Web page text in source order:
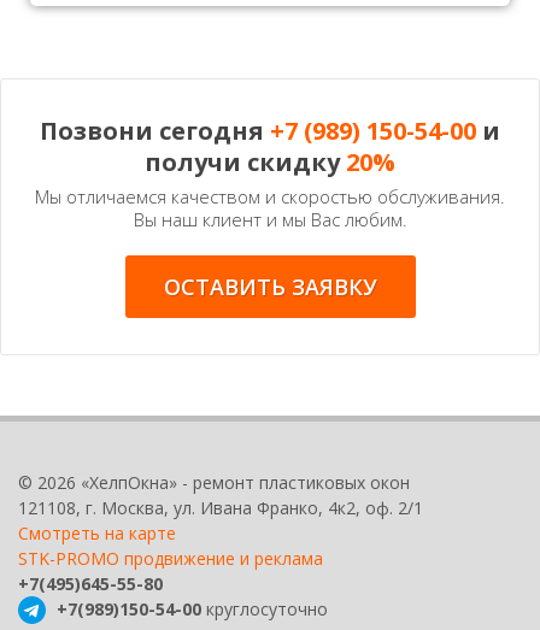
Позвони сегодня +7 (989) 150-54-00 и
получи скидку20%
Мы отличаемся качеством и скоростью обслуживания.
Вы наш клиент и мы Вас любим.
ОСТАВИТЬ ЗАЯВКУ
© 2026 «ХелпОкна» - ремонт пластиковых окон
121108, г. Москва, ул. Ивана Франко, 4к2, оф. 2/1
Смотреть на карте
STK-PROMO продвижение и реклама
+7(495)645-55-80
+7(989)150-54-00 круглосуточно